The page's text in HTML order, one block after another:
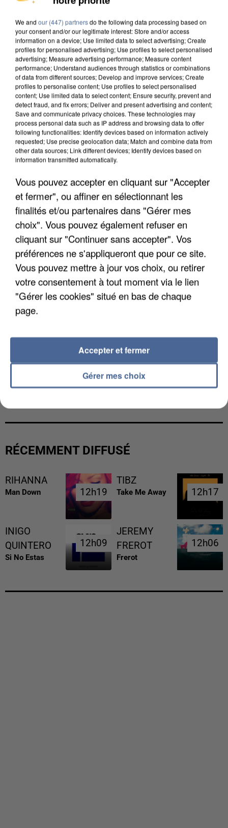
MAFIA INTERPELLÉ EN ALGÉRIE
UN SECOND CADRE DE LA DZ MAFIA
INTERPELLÉ EN ALGÉRIE
UNE TOURISTE DE L’OISE EMPORTÉE PAR UNE
RÉCEMMENT DIFFUSÉ
RIHANNA
Man Down 12h19
12h19
TIBZ
Take Me Away 12h17
12h17
INIGO
QUINTERO
Si No Estas
12h09
12h09
JEREMY
FREROT
Frerot
12h06
12h06
We and our (447) partnersdo the following data processing based on
your consent and/or our legitimate interest: Store and/or access
information on a device; Use limited data to select advertising; Create
profiles for personalised advertising; Use profiles to select personalised
advertising; Measure advertising performance; Measure content
performance; Understand audiences through statistics or combinations
of data from different sources; Develop and improve services; Create
profiles to personalise content; Use profiles to select personalised
content; Use limited data to select content; Ensure security, prevent and
detect fraud, and fix errors; Deliver and present advertising and content;
Save and communicate privacy choices. These technologies may
process personal data such as IP address and browsing data to offer
following functionalities: Identify devices based on information actively
requested; Use precise geolocation data; Match and combine data from
other data sources; Link different devices; Identify devices based on
information transmitted automatically.
Vous pouvez accepter en cliquant sur "Accepter
et fermer", ou affiner en sélectionnant les
finalités et/ou partenaires dans "Gérer mes
choix". Vous pouvez également refuser en
cliquant sur "Continuer sans accepter". Vos
préférences ne s'appliqueront que pour ce site.
Vous pouvez mettre à jour vos choix, ou retirer
votre consentement à tout moment via le lien
"Gérer les cookies" situé en bas de chaque
page.
Gérer mes choix
Accepter et fermer